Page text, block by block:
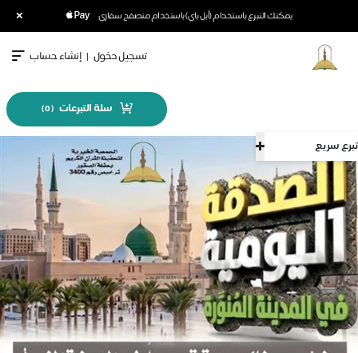
يمكنك التبرع باستخدام (أبل باي) باستخدام متصفح سفاري ×
تبرع سريع
تسجيل دخول | إنشاء حساب
سلة التبرعات (
0
)